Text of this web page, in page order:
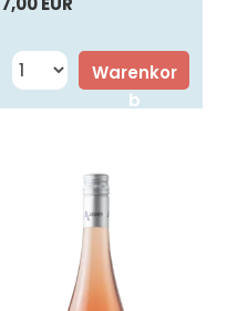
Warenkor
b